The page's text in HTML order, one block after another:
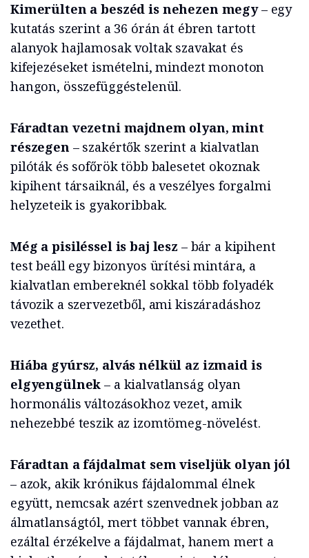
Kimerülten a beszéd is nehezen megy– egy
kutatás szerint a 36 órán át ébren tartott
alanyok hajlamosak voltak szavakat és
kifejezéseket ismételni, mindezt monoton
hangon, összefüggéstelenül.
Fáradtan vezetni majdnem olyan, mint
részegen – szakértők szerint a kialvatlan
pilóták és sofőrök több balesetet okoznak
kipihent társaiknál, és a veszélyes forgalmi
helyzeteik is gyakoribbak.
Még a pisiléssel is baj lesz – bár a kipihent
test beáll egy bizonyos ürítési mintára, a
kialvatlan embereknél sokkal több folyadék
távozik a szervezetből, ami kiszáradáshoz
vezethet.
Hiába gyúrsz, alvás nélkül az izmaid is
elgyengülnek – a kialvatlanság olyan
hormonális változásokhoz vezet, amik
nehezebbé teszik az izomtömeg-növelést.
Fáradtan a fájdalmat sem viseljük olyan jól
– azok, akik krónikus fájdalommal élnek
együtt, nemcsak azért szenvednek jobban az
álmatlanságtól, mert többet vannak ébren,
ezáltal érzékelve a fájdalmat, hanem mert a